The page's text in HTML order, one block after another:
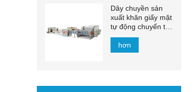
Dây chuyền sản
xuất khăn giấy mặt
tự động chuyển tự
động 1500mm -
2200mm
hơn